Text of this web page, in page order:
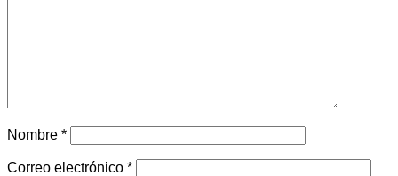
Nombre *
Correo electrónico *